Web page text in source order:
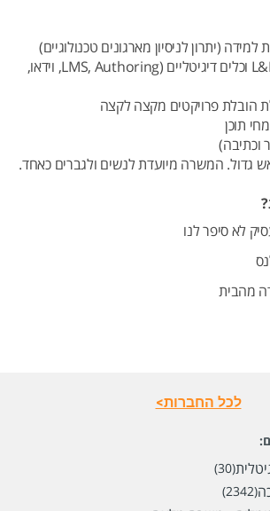
למידה (יתרון לניסיון מארגונים טכנולוגיים)
היכרות עם עולם הL&D וכלים דיגיטליים (LMS, Authoring, וידאו,
הובלת פרויקטים מקצה לקצה
תוכן
וכתיבה)
גדול. המשרה מיועדת לנשים ולגברים כאחד.
לא סיפר לנו
מהבית
לכל החברות>
(30)
(2342)